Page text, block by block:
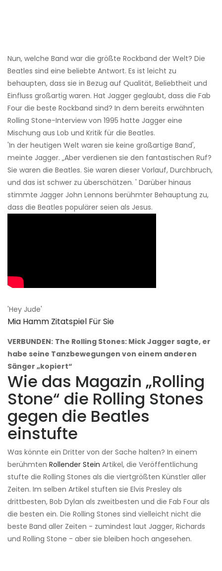
Nun, welche Band war die größte Rockband der Welt? Die
Beatles sind eine beliebte Antwort. Es ist leicht zu
behaupten, dass sie in Bezug auf Qualität, Beliebtheit und
Einfluss großartig waren. Hat Jagger geglaubt, dass die Fab
Four die beste Rockband sind? In dem bereits erwähnten
Rolling Stone-Interview von 1995 hatte Jagger eine
Mischung aus Lob und Kritik für die Beatles.
'In der heutigen Welt waren sie keine großartige Band',
meinte Jagger. „Aber verdienen sie den fantastischen Ruf?
Sie waren die Beatles. Sie waren dieser Vorlauf, Durchbruch,
und das ist schwer zu überschätzen. ' Darüber hinaus
stimmte Jagger John Lennons berühmter Behauptung zu,
dass die Beatles populärer seien als Jesus.
'Hey Jude'
Mia Hamm Zitatspiel Für Sie
VERBUNDEN: The Rolling Stones: Mick Jagger sagte, er
habe seine Tanzbewegungen von einem anderen
Sänger „kopiert“
Wie das Magazin „Rolling
Stone“ die Rolling Stones
gegen die Beatles
einstufte
Was könnte ein Dritter von der Sache halten? In einem
berühmten Rollender Stein Artikel, die Veröffentlichung
stufte die Rolling Stones als die viertgrößten Künstler aller
Zeiten. Im selben Artikel stuften sie Elvis Presley als
drittbesten, Bob Dylan als zweitbesten und die Fab Four als
die besten ein. Die Rolling Stones sind vielleicht nicht die
beste Band aller Zeiten - zumindest laut Jagger, Richards
und Rolling Stone - aber sie bleiben hoch angesehen.